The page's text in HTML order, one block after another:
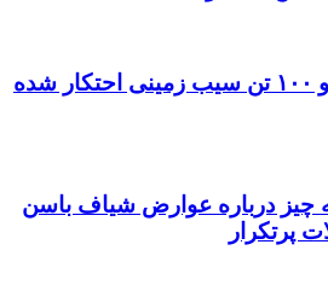
کشف یک هزار و ۱۰۰ تن سیب زمینی احتکار شده
چیز درباره عوارض شیاف باسن
پرتکرار